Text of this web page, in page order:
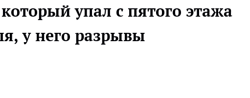
упал с пятого этажа
у него разрывы